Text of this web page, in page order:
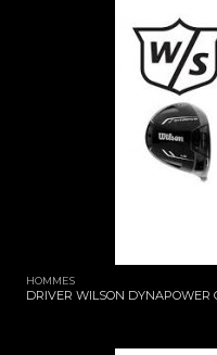
HOMMES
DRIVER WILSON DYNAPOWER